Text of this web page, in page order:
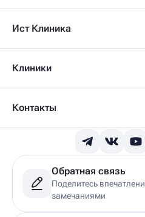
Ист Клиника
Клиники
Контакты
Обратная связь
Поделитесь
замечаниями